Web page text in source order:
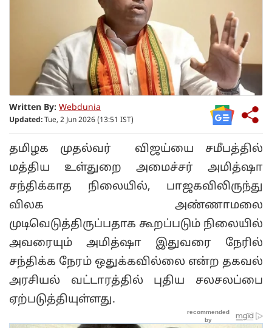
Written By: Webdunia
Updated: Tue, 2 Jun 2026 (13:51 IST)
தமிழக முதல்வர் விஜய்யை சமீபத்தில்
மத்திய உள்துறை அமைச்சர் அமித்ஷா
சந்திக்காத நிலையில், பாஜகவிலிருந்து
விலக அண்ணாமலை
முடிவெடுத்திருப்பதாக கூறப்படும் நிலையில்
அவரையும் அமித்ஷா இதுவரை நேரில்
சந்திக்க நேரம் ஒதுக்கவில்லை என்ற தகவல்
அரசியல் வட்டாரத்தில் புதிய சலசலப்பை
ஏற்படுத்தியுள்ளது.